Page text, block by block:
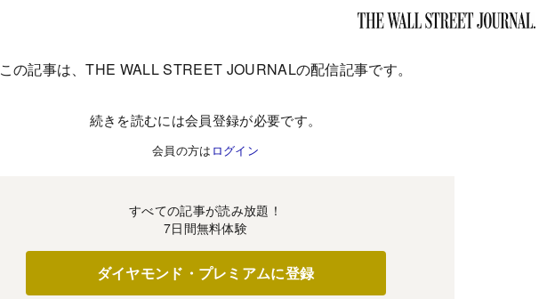
この記事は、THE WALL STREET JOURNALの配信記事です。
続きを読むには会員登録が必要です。
会員の方は ログイン
すべての記事が読み放題！
7日間無料体験
ダイヤモンド・プレミアムに登録